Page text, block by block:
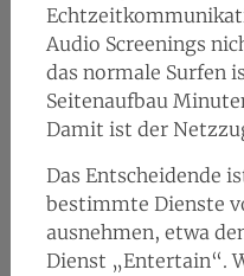
Audio Screenings
das normale Surfen
Seitenaufbau
Damit ist der
Das Entscheidende
bestimmte Dienste
ausnehmen, etwa
Dienst „Entertain“.